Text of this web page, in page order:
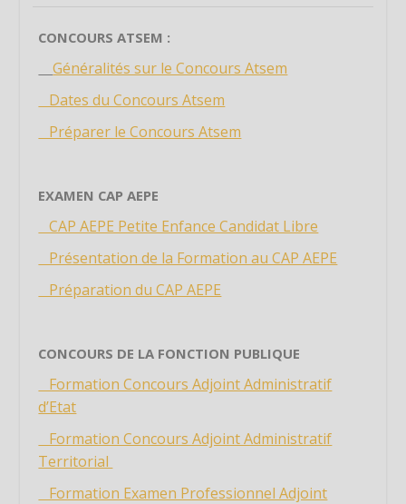
Étiquette
Étiquette
Étiquette
Étiquette
Étiquette
Étiquette
Étiquette
Étiquette
Étiquette
Étiquette
Étiquette
Étiquette
Étiquette
Étiquette
CONCOURS ATSEM :
Généralités sur le Concours Atsem
Dates du Concours Atsem
Préparer le Concours Atsem
EXAMEN CAP AEPE
CAP AEPE Petite Enfance Candidat Libre
Présentation de la Formation au CAP AEPE
Préparation du CAP AEPE
CONCOURS DE LA FONCTION PUBLIQUE
Formation Concours Adjoint Administratif
d’Etat
Formation Concours Adjoint Administratif
Territorial
Formation Examen Professionnel Adjoint